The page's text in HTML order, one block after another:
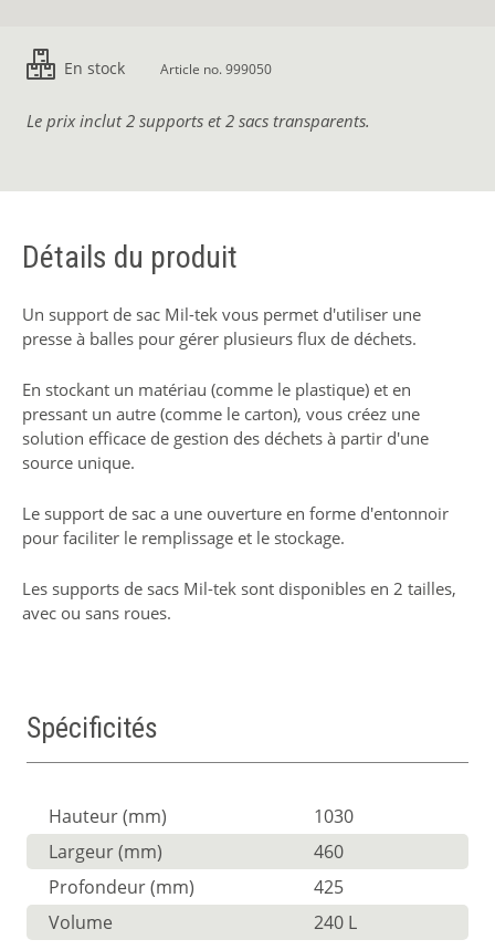
En stock Article no. 999050
Le prix inclut 2 supports et 2 sacs transparents.
Détails du produit
Un support de sac Mil-tek vous permet d'utiliser une
presse à balles pour gérer plusieurs flux de déchets.
En stockant un matériau (comme le plastique) et en
pressant un autre (comme le carton), vous créez une
solution efficace de gestion des déchets à partir d'une
source unique.
Le support de sac a une ouverture en forme d'entonnoir
pour faciliter le remplissage et le stockage.
Les supports de sacs Mil-tek sont disponibles en 2 tailles,
avec ou sans roues.
Spécificités
Hauteur (mm)
1030
Largeur (mm)
460
Profondeur (mm)
425
Volume
240 L